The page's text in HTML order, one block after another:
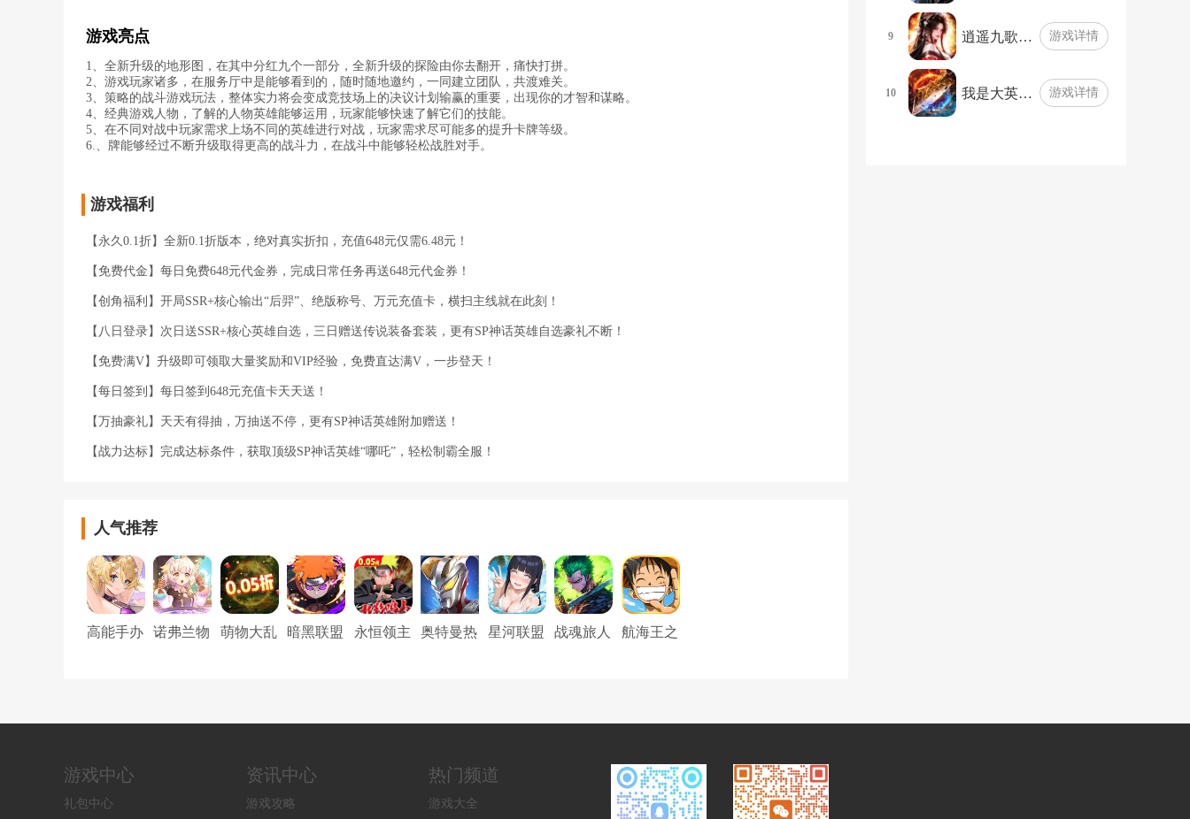
游戏亮点
1、全新升级的地形图，在其中分红九个一部分，全新升级的探险由你去翻开，痛快打拼。
2、游戏玩家诸多，在服务厅中是能够看到的，随时随地邀约，一同建立团队，共渡难关。
3、策略的战斗游戏玩法，整体实力将会变成竞技场上的决议计划输赢的重要，出现你的才智和谋略。
4、经典游戏人物，了解的人物英雄能够运用，玩家能够快速了解它们的技能。
5、在不同对战中玩家需求上场不同的英雄进行对战，玩家需求尽可能多的提升卡牌等级。
6.、牌能够经过不断升级取得更高的战斗力，在战斗中能够轻松战胜对手。
游戏福利
【永久0.1折】全新0.1折版本，绝对真实折扣，充值648元仅需6.48元！
【免费代金】每日免费648元代金券，完成日常任务再送648元代金券！
【创角福利】开局SSR+核心输出“后羿”、绝版称号、万元充值卡，横扫主线就在此刻！
【八日登录】次日送SSR+核心英雄自选，三日赠送传说装备套装，更有SP神话英雄自选豪礼不断！
【免费满V】升级即可领取大量奖励和VIP经验，免费直达满V，一步登天！
【每日签到】每日签到648元充值卡天天送！
【万抽豪礼】天天有得抽，万抽送不停，更有SP神话英雄附加赠送！
【战力达标】完成达标条件，获取顶级SP神话英雄“哪吒”，轻松制霸全服！
人气推荐
高能手办
诺弗兰物
萌物大乱
暗黑联盟
永恒领主
奥特曼热
星河联盟
战魂旅人
航海王之
9 逍遥九歌… 游戏详情
10 我是大英… 游戏详情
游戏中心
礼包中心
资讯中心
游戏攻略
热门频道
游戏大全